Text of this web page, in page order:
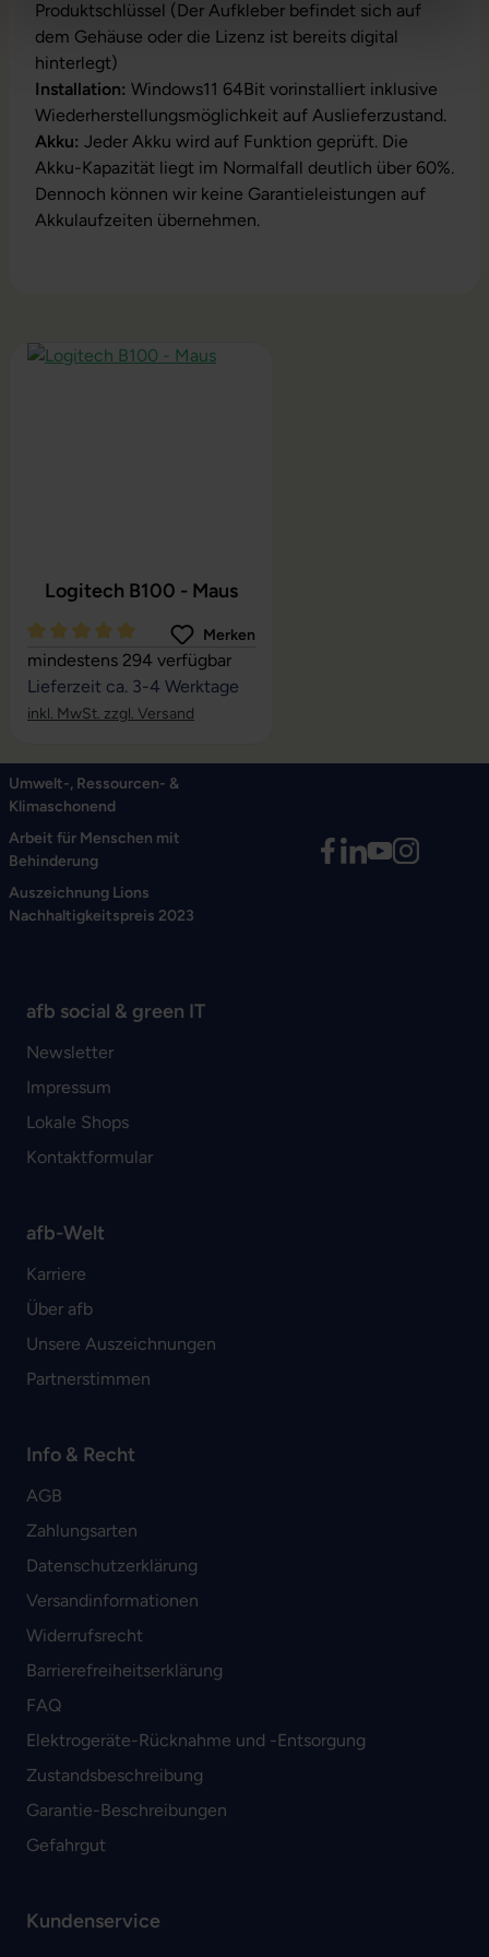
Produktschlüssel (Der Aufkleber befindet sich auf
dem Gehäuse oder die Lizenz ist bereits digital
hinterlegt)
Installation: Windows11 64Bit vorinstalliert inklusive
Wiederherstellungsmöglichkeit auf Auslieferzustand.
Akku: Jeder Akku wird auf Funktion geprüft. Die
Akku-Kapazität liegt im Normalfall deutlich über 60%.
Dennoch können wir keine Garantieleistungen auf
Akkulaufzeiten übernehmen.
Produktgalerie überspringen
Logitech B100 - Maus
Durchschnittliche Bewertung von 5 von 5 Sternen
Merken
mindestens 294 verfügbar
Lieferzeit ca. 3-4 Werktage
inkl. MwSt. zzgl. Versand
Umwelt-, Ressourcen- &
Klimaschonend
Arbeit für Menschen mit
Behinderung
Auszeichnung Lions
Nachhaltigkeitspreis 2023
afb social & green IT
Newsletter
Impressum
Lokale Shops
Kontaktformular
afb-Welt
Karriere
Über afb
Unsere Auszeichnungen
Partnerstimmen
Info & Recht
AGB
Zahlungsarten
Datenschutzerklärung
Versandinformationen
Widerrufsrecht
Barrierefreiheitserklärung
FAQ
Elektrogeräte-Rücknahme und -Entsorgung
Zustandsbeschreibung
Garantie-Beschreibungen
Gefahrgut
Kundenservice